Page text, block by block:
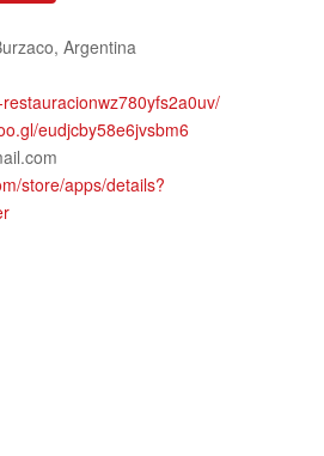
, Argentina
eudjcby58e6jvsbm6
store/apps/details?